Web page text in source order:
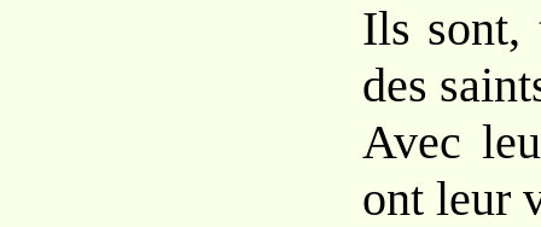
Ils sont,
des
Avec
ont leur